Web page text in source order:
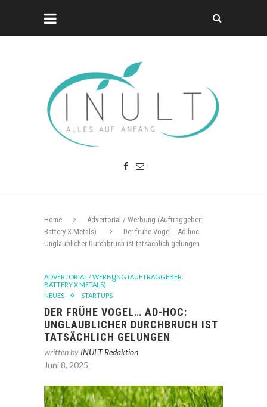
Home
Advertorial / Werbung (Auftraggeber:
Battery X Metals)
Der frühe Vogel… Ad-hoc:
Unglaublicher Durchbruch ist tatsächlich gelungen
ADVERTORIAL / WERBUNG (AUFTRAGGEBER:
BATTERY X METALS)
NEUES
STARTUPS
DER FRÜHE VOGEL… AD-HOC:
UNGLAUBLICHER DURCHBRUCH IST
TATSÄCHLICH GELUNGEN
written by INULT Redaktion
Juni 8, 2025